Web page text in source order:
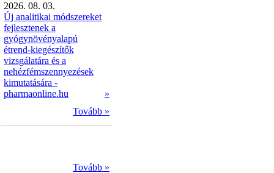
2026. 08. 03.
Új analitikai módszereket
fejlesztenek a
gyógynövényalapú
étrend-kiegészítők
vizsgálatára és a
nehézfémszennyezések
kimutatására -
pharmaonline.hu
»
Tovább »
Tovább »